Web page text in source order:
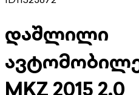
დაშლილი
MKZ 2015 2.0